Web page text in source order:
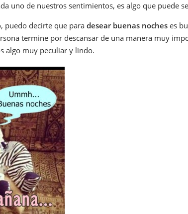
uno de nuestros sentimientos, es algo que puede
puedo decirte que para desear buenas noches es
termine por descansar de una manera muy
algo muy peculiar y lindo.